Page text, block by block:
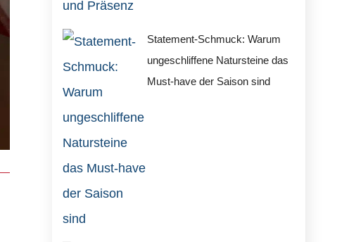
Statement-Schmuck: Warum
ungeschliffene Natursteine das
Must-have der Saison sind